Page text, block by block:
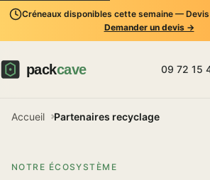
Créneaux disponibles cette semaine — Devis
Demander un devis →
09 72 15
Accueil Partenaires recyclage
NOTRE ÉCOSYSTÈME